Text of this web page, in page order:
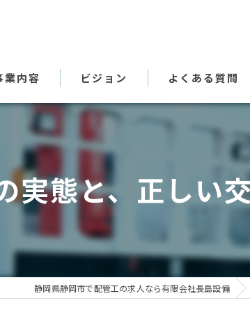
業内容 ビジョン よくある質問
実態と、正しい
静岡県静岡市で配管工の求人なら有限会社長島設備